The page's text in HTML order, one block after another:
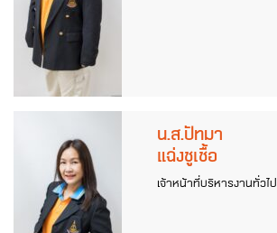
น.ส.ปัทมา
แฉ่งชูเชื้อ
เจ้าหน้าที่บริหารงานทั่วไป